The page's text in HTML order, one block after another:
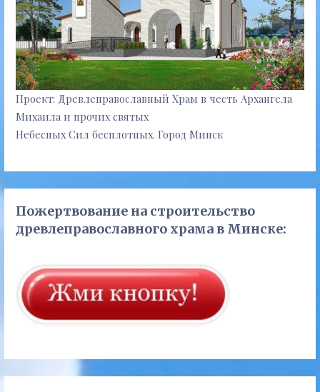
Проект: Древлеправославный Храм в честь Архангела
Михаила и прочих святых
Небесных Сил бесплотных. Город Минск
Пожертвование на строительство
древлеправославного храма в Минске: